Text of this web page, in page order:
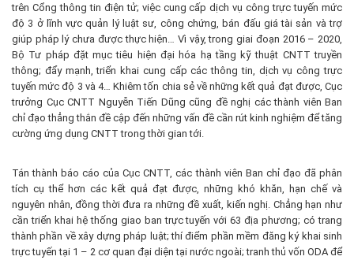
trên Cổng thông tin điện tử; việc cung cấp dịch vụ công trực tuyến mức
độ 3 ở lĩnh vực quản lý luật sư, công chứng, bán đấu giá tài sản và trợ
giúp pháp lý chưa được thực hiện… Vì vậy, trong giai đoạn 2016 – 2020,
Bộ Tư pháp đặt mục tiêu hiện đại hóa hạ tầng kỹ thuật CNTT truyền
thông; đẩy mạnh, triển khai cung cấp các thông tin, dịch vụ công trực
tuyến mức độ 3 và 4… Khiêm tốn chia sẻ về những kết quả đạt được, Cục
trưởng Cục CNTT Nguyễn Tiến Dũng cũng đề nghị các thành viên Ban
chỉ đạo thẳng thắn đề cập đến những vấn đề cần rút kinh nghiệm để tăng
cường ứng dụng CNTT trong thời gian tới.
Tán thành báo cáo của Cục CNTT, các thành viên Ban chỉ đạo đã phân
tích cụ thể hơn các kết quả đạt được, những khó khăn, hạn chế và
nguyên nhân, đồng thời đưa ra những đề xuất, kiến nghị. Chẳng hạn như
cần triển khai hệ thống giao ban trực tuyến với 63 địa phương; có trang
thành phần về xây dựng pháp luật; thí điểm phần mềm đăng ký khai sinh
trực tuyến tại 1 – 2 cơ quan đại diện tại nước ngoài; tranh thủ vốn ODA để